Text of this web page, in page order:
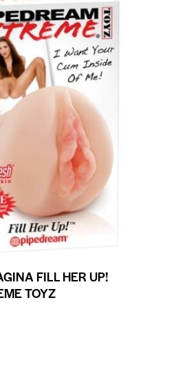
FILL HER UP!
TOYZ